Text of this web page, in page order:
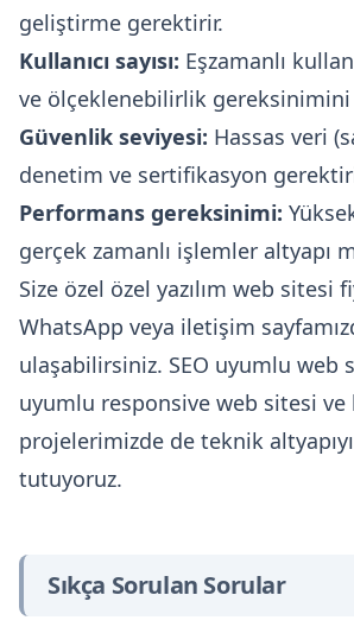
geliştirme gerektirir.
Kullanıcı sayısı: Eşzamanlı
ve ölçeklenebilirlik gereksinimini
Güvenlik seviyesi: Hassas veri
denetim ve sertifikasyon
Performans gereksinimi:
gerçek zamanlı işlemler altyapı
Size özel özel yazılım web sitesi
WhatsApp veya iletişim
ulaşabilirsiniz. SEO uyumlu web
uyumlu responsive web sitesi ve
projelerimizde de teknik
tutuyoruz.
Sıkça Sorulan Sorular